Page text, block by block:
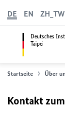
Deutsches
Taipei
DE EN ZH_TW
Startseite Über
Kontakt